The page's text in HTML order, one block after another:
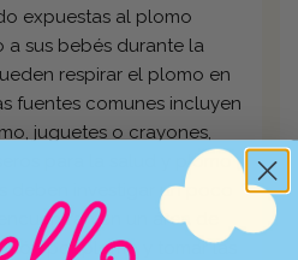
expuestas al plomo
a sus bebés durante la
respirar el plomo en
fuentes comunes incluyen
juguetes o crayones,
para la salud y plomo
deben investigar un poco
en un área de
por plomo y tomar las